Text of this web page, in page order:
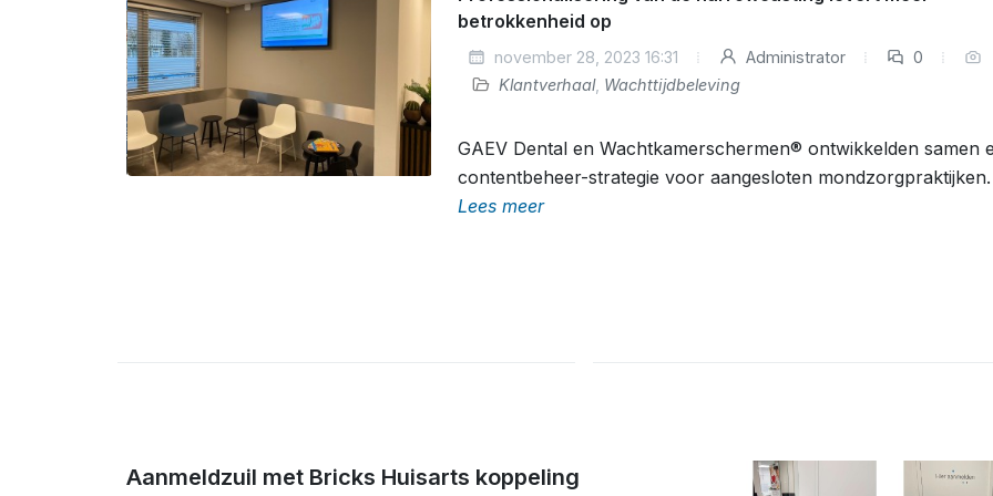
betrokkenheid op
november 28, 2023 16:31 Administrator
0
Klantverhaal, Wachttijdbeleving
GAEV Dental en Wachtkamerschermen® ontwikkelden samen
contentbeheer-strategie voor aangesloten mondzorgpraktijken.
Lees meer
Aanmeldzuil met Bricks Huisarts koppeling